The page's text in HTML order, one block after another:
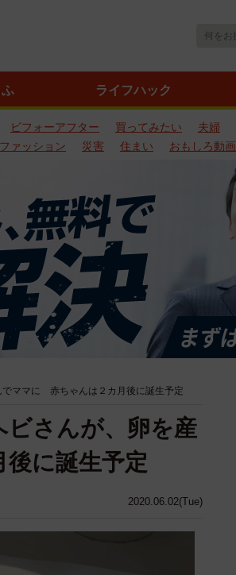
ライフハック
ビフォーアフター 買ってみたい 夫婦
ファッション 災害 住まい おもしろ動画
でママに 赤ちゃんは２カ月後に誕生予定
2020.06.02(Tue)
ビさんが、卵を産
に誕生予定